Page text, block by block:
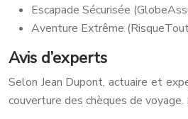
Escapade Sécurisée
Aventure Extrême
Avis d’experts
Selon Jean Dupont, actuaire et
couverture des chèques de